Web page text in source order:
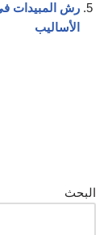
رش المبيدات
الأساليب
البحث